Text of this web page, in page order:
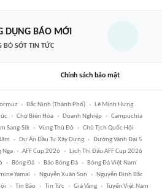
DỤNG BÁO MỚI
BỎ SÓT TIN TỨC
Chính sách bảo mật
Bắc Ninh (thành Phố)
Lê Minh Hưng
Chợ Biên Hòa Doanh Nghiệp
Campuchia
Sang-Sik Vùng Thủ Đô
Chủ Tịch Quốc Hội
Dự Án Đầu Tư Xây Dựng
Đường Vành Đai 5
Nga AFF Cup 2026
Lịch Thi Đấu AFF Cup 2026
Bóng Đá Báo Bóng Đá
Bóng Đá Việt Nam
Yamal Nguyễn Xuân Son
Nguyễn Đình Bắc
Tin Bão Tin Tức Giá Vàng
Tuyển Việt Nam